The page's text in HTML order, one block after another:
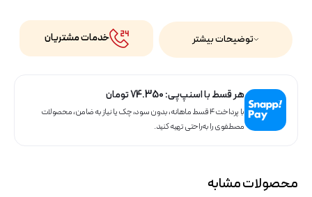
خدمات مشتریان توضیحات بیشتر
هر قسط با اسنپ‌پی:74.350تومان
با پرداخت ۴ قسط ماهانه، بدون سود، چک یا نیاز به ضامن، محصولات
مصطفوی را به‌راحتی تهیه کنید.
محصولات مشابه